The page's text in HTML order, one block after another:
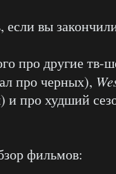
вы
про другие тв-
про черных),
и про худший
фильмов: